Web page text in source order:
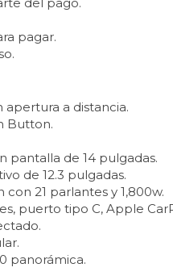
pagar.
apertura a distancia.
Button.
pantalla de 14 pulgadas.
de 12.3 pulgadas.
con 21 parlantes y 1,800w.
puerto tipo C, Apple
panorámica.